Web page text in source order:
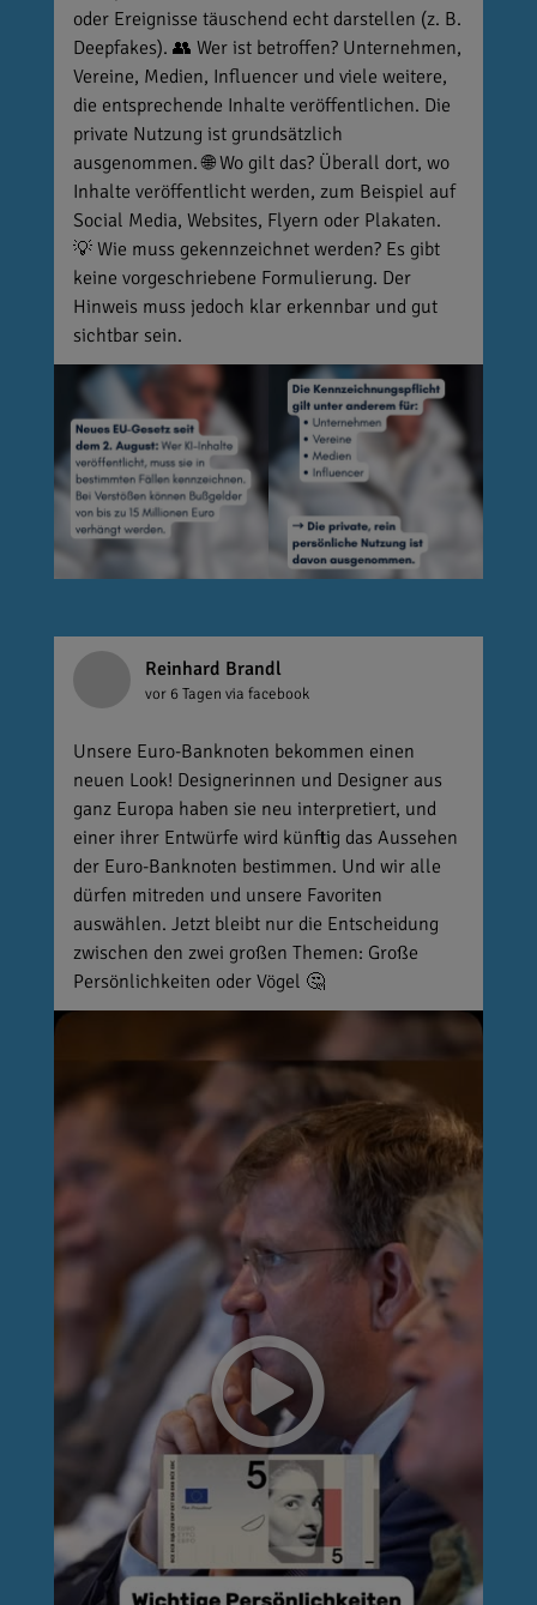
oder Ereignisse täuschend echt darstellen (z. B.
Deepfakes). 👥 Wer ist betroffen? Unternehmen,
Vereine, Medien, Influencer und viele weitere,
die entsprechende Inhalte veröffentlichen. Die
private Nutzung ist grundsätzlich
ausgenommen. 🌐 Wo gilt das? Überall dort, wo
Inhalte veröffentlicht werden, zum Beispiel auf
Social Media, Websites, Flyern oder Plakaten.
💡 Wie muss gekennzeichnet werden? Es gibt
keine vorgeschriebene Formulierung. Der
Hinweis muss jedoch klar erkennbar und gut
sichtbar sein.
Reinhard Brandl
vor 6 Tagen via facebook
Unsere Euro-Banknoten bekommen einen
neuen Look! Designerinnen und Designer aus
ganz Europa haben sie neu interpretiert, und
einer ihrer Entwürfe wird künftig das Aussehen
der Euro-Banknoten bestimmen. Und wir alle
dürfen mitreden und unsere Favoriten
auswählen. Jetzt bleibt nur die Entscheidung
zwischen den zwei großen Themen: Große
Persönlichkeiten oder Vögel 🤔